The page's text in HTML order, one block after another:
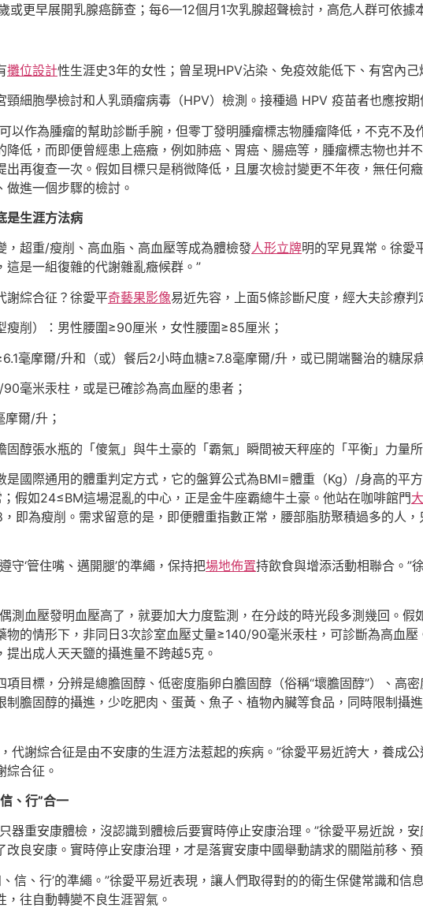
或更早展開乳腺癌篩查；每6—12個月1次乳腺超聲檢討，高危人群可依據
攤位設計性生涯史3年的女性；曾呈現HPV沾染、免疫效能低下、有宮內
頸細胞學檢討和人乳頭瘤病毒（HPV）檢測。接種過 HPV 疫苗者也應按期
以作為腫瘤的幫助診斷手腕，但零丁發明腫瘤標志物腫瘤降低，不克不及
降低，而即便曾經患上癌癥，例如肺癌、胃癌、腸癌等，腫瘤標志物也并
出再復查一次。假如目標只是稍微降低，且屢次檢討變更不年夜，無任何
進一個步驟的檢討。
是生涯方法病
，超重/瘦削、高血脂、高血壓等成為體檢發人形立牌明的罕見異常。徐愛
這是一組復雜的代謝雜亂癥候群。”
謝綜合征？徐愛平奇藝果影像易近先容，上面5條診斷尺度，經大夫診療
瘦削）：男性腰圍≥90厘米，女性腰圍≥85厘米；
毫摩爾/升和（或）餐后2小時血糖≥7.8毫摩爾/升，或已開端醫治的糖尿
毫米汞柱，或是已確診為高血壓的患者；
摩爾/升；
固醇張水瓶的「傻氣」與牛土豪的「霸氣」瞬間被天秤座的「平衡」力量
是國際通用的體重判定方式，它的盤算公式為BMI=體重（Kg）/身高的平
假如24≤BM這場混亂的中心，正是金牛座霸總牛土豪。他站在咖啡館門
即為瘦削。需求留意的是，即便體重指數正常，腰部脂肪聚積過多的人
守‘管住嘴、邁開腿’的準繩，保持把場地佈置持飲食與增添活動相聯合。”
測血壓發明血壓高了，就要加大力度監測，在分歧的時光段多測幾回。假
物的情形下，非同日3次診室血壓丈量≥140/90毫米汞柱，可診斷為高血
提出成人天天鹽的攝進量不跨越5克。
項目標，分辨是總膽固醇、低密度脂卵白膽固醇（俗稱“壞膽固醇”）、高
制膽固醇的攝進，少吃肥肉、蛋黃、魚子、植物內臟等食品，同時限制攝
代謝綜合征是由不安康的生涯方法惹起的疾病。”徐愛平易近誇大，養成
綜合征。
、行”合一
器重安康體檢，沒認識到體檢后要實時停止安康治理。”徐愛平易近說，
改良安康。實時停止安康治理，才是落實安康中國舉動請求的關隘前移、
、信、行’的準繩。”徐愛平易近表現，讓人們取得對的的衛生保健常識和
往自動轉變不良生涯習氣。